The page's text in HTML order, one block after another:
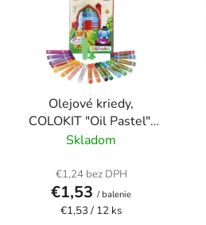
Olejové kriedy,
COLOKIT "Oil Pastel",
12 rôznych farieb
Skladom
€1,24 bez DPH
€1,53 / balenie
Jednotková
€1,53 / 12 ks